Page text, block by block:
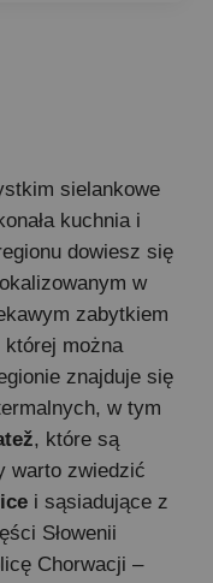
sielankowe
kuchnia i
dowiesz się
w
zabytkiem
której można
znajduje się
w tym
, które są
warto zwiedzić
i sąsiadujące z
Słowenii
Chorwacji –